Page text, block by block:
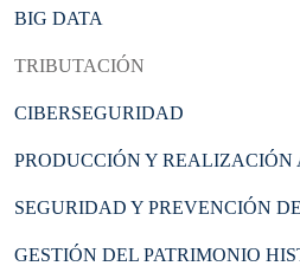
BIG DATA
TRIBUTACIÓN
CIBERSEGURIDAD
PRODUCCIÓN Y
SEGURIDAD Y PREVENCIÓN
GESTIÓN DEL PATRIMONIO